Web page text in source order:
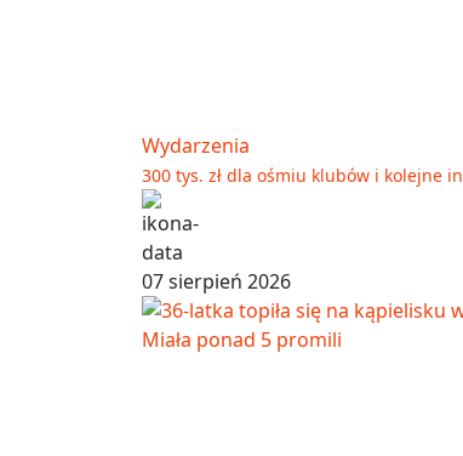
Wydarzenia
300 tys. zł dla ośmiu klubów i kolejne
07 sierpień 2026